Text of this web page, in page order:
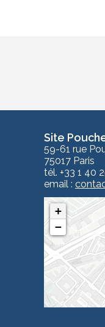
Site
59-61 rue
75017 Paris
tél. +33 1 40
email :
+
−